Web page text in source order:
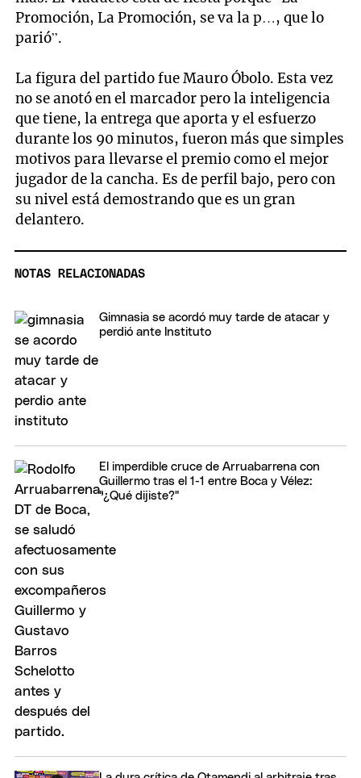
Promoción, La Promoción, se va la p…, que lo
parió”.
La figura del partido fue Mauro Óbolo. Esta vez
no se anotó en el marcador pero la inteligencia
que tiene, la entrega que aporta y el esfuerzo
durante los 90 minutos, fueron más que simples
motivos para llevarse el premio como el mejor
jugador de la cancha. Es de perfil bajo, pero con
su nivel está demostrando que es un gran
delantero.
NOTAS RELACIONADAS
Gimnasia se acordó muy tarde de atacar y
perdió ante Instituto
El imperdible cruce de Arruabarrena con
Guillermo tras el 1-1 entre Boca y Vélez:
"¿Qué dijiste?"